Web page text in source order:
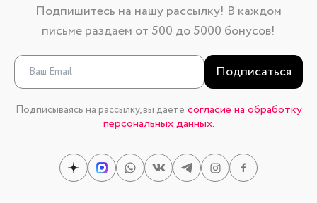
Подпишитесь на нашу рассылку! В каждом
письме раздаем от 500 до 5000 бонусов!
Подписаться
Подписываясь на рассылку, вы даете согласие на обработку
персональных данных.